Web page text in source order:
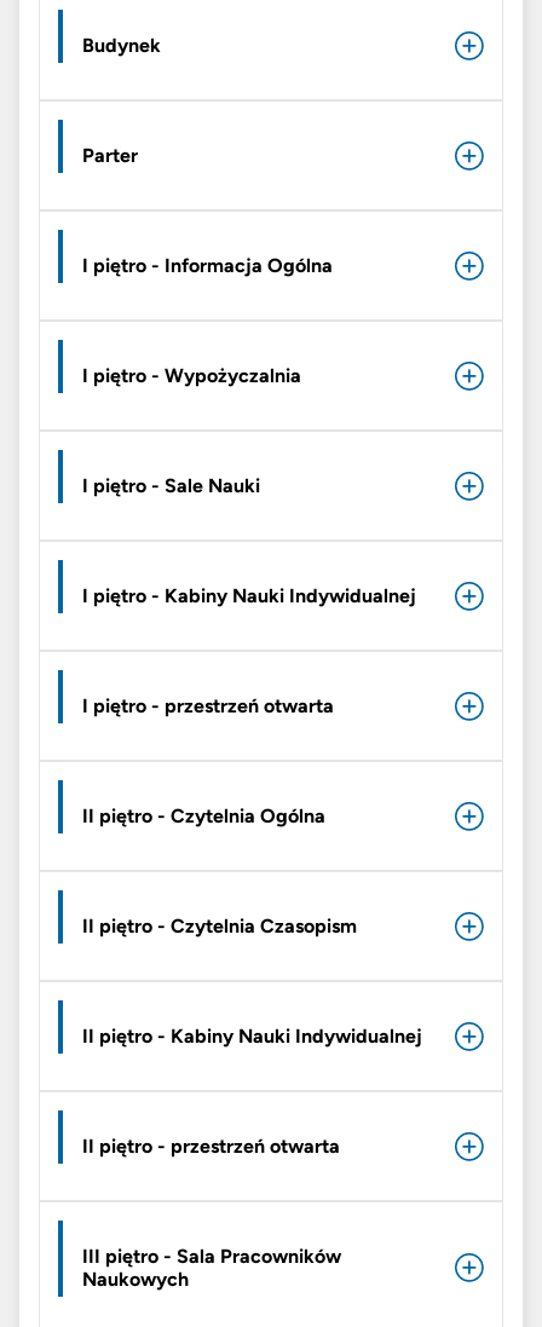
Budynek
Parter
I piętro - Informacja Ogólna
I piętro - Wypożyczalnia
I piętro - Sale Nauki
I piętro - Kabiny Nauki Indywidualnej
I piętro - przestrzeń otwarta
II piętro - Czytelnia Ogólna
II piętro - Czytelnia Czasopism
II piętro - Kabiny Nauki Indywidualnej
II piętro - przestrzeń otwarta
III piętro - Sala Pracowników
Naukowych